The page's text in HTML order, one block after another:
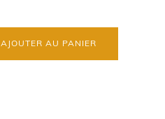
AJOUTER AU PANIER